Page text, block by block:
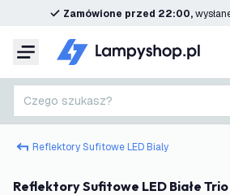
Zamówione przed 22:00,
Menu
Czego szukasz?
Reflektory Sufitowe LED Bialy
Reflektory Sufitowe LED Białe Trio - Ściemniane - 3W